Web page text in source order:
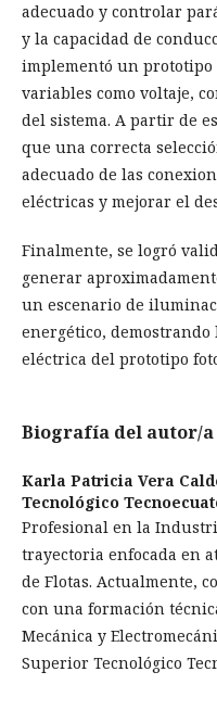
adecuado y controlar
y la capacidad de
implementó un
variables como voltaje,
del sistema. A partir de
que una correcta
adecuado de las
eléctricas y mejorar el
Finalmente, se logró
generar
un escenario de
energético,
eléctrica del prototipo
Biografía del autor/a
Karla Patricia Vera
Tecnológico
Profesional en la
trayectoria enfocada en
de Flotas. Actualmente,
con una formación
Mecánica y
Superior Tecnológico